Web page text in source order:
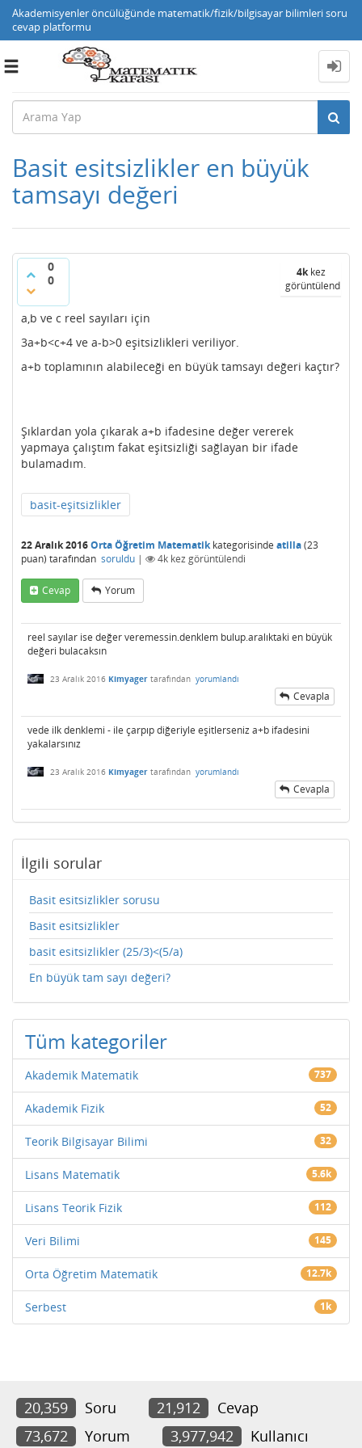
Akademisyenler öncülüğünde matematik/fizik/bilgisayar bilimleri soru
cevap platformu
Toggle
Basit esitsizlikler en büyük
tamsayı değeri
0
0
4kkez
görüntülendi
a,b ve c reel sayıları için
3a+b<c+4 ve a-b>0 eşitsizlikleri veriliyor.
a+b toplamının alabileceği en büyük tamsayı değeri kaçtır?
Şıklardan yola çıkarak a+b ifadesine değer vererek
yapmaya çalıştım fakat eşitsizliği sağlayan bir ifade
bulamadım.
basit-eşitsizlikler
22 Aralık 2016Orta Öğretim Matematikkategorisinde atilla(23
puan) tarafından soruldu | 4k kez görüntülendi
Cevap Yorum
reel sayılar ise değer veremessin.denklem bulup.aralıktaki en büyük
değeri bulacaksın
23 Aralık 2016 Kimyager tarafından yorumlandı
Cevapla
vede ilk denklemi - ile çarpıp diğeriyle eşitlerseniz a+b ifadesini
yakalarsınız
23 Aralık 2016 Kimyager tarafından yorumlandı
Cevapla
İlgili sorular
Basit esitsizlikler sorusu
Basit esitsizlikler
basit esitsizlikler (25/3)<(5/a)
En büyük tam sayı değeri?
Tüm kategoriler
Akademik Matematik 737
Akademik Fizik 52
Teorik Bilgisayar Bilimi 32
Lisans Matematik 5.6k
Lisans Teorik Fizik 112
Veri Bilimi 145
Orta Öğretim Matematik 12.7k
Serbest 1k
20,359 Soru 21,912
Cevap
73,672
Yorum 3,977,942 Kullanıcı